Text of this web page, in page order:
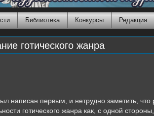
Библиотека Конкурсы Редакция
готического жанра
написан первым, и нетрудно заметить, что
готического жанра как, с одной